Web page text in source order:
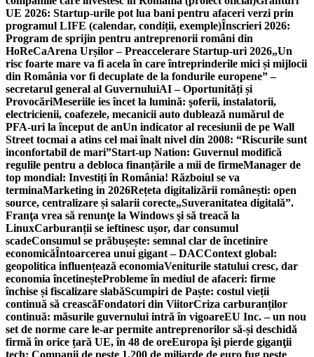
UE 2026: Startup-urile pot lua bani pentru afaceri verzi prin
programul LIFE (calendar, condiții, exemple)Înscrieri 2026:
Program de sprijin pentru antreprenorii români din
HoReCaArena Urșilor – Preaccelerare Startup-uri 2026„Un
risc foarte mare va fi acela în care întreprinderile mici și mijlocii
din România vor fi decuplate de la fondurile europene” –
secretarul general al GuvernuluiAI – Oportunități și
ProvocăriMeseriile ies încet la lumină: şoferii, instalatorii,
electricienii, coafezele, mecanicii auto dublează numărul de
PFA-uri la început de anUn indicator al recesiunii de pe Wall
Street tocmai a atins cel mai înalt nivel din 2008: “Riscurile sunt
inconfortabil de mari”Start-up Nation: Guvernul modifică
regulile pentru a debloca finanțările a mii de firmeManager de
top mondial: Investiți în România! Războiul se va
terminaMarketing in 2026Rețeta digitalizării românești: open
source, centralizare și salarii corecte„Suveranitatea digitală”.
Franţa vrea să renunţe la Windows şi să treacă la
LinuxCarburanții se ieftinesc ușor, dar consumul
scadeConsumul se prăbușește: semnal clar de încetinire
economicăÎntoarcerea unui gigant – DACContext global:
geopolitica influențează economiaVeniturile statului cresc, dar
economia încetineșteProbleme în mediul de afaceri: firme
închise și fiscalizare slabăScumpiri de Paște: costul vieții
continuă să creascăFondatori din ViitorCriza carburanților
continuă: măsurile guvernului intră în vigoareEU Inc. – un nou
set de norme care le-ar permite antreprenorilor să-și deschidă
firmă în orice țară UE, în 48 de oreEuropa îşi pierde giganţii
tech: Companii de peste 1.200 de miliarde de euro fug peste